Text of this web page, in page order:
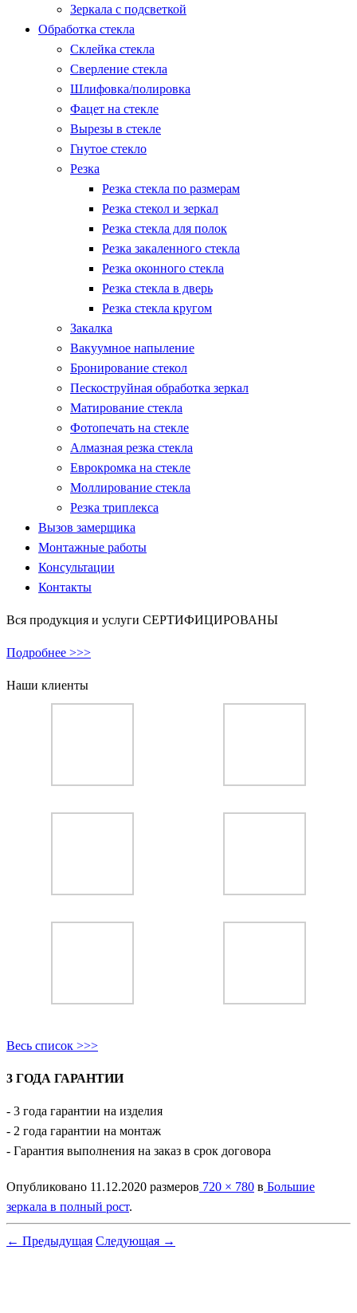
Зеркала с подсветкой
Обработка стекла
Склейка стекла
Сверление стекла
Шлифовка/полировка
Фацет на стекле
Вырезы в стекле
Гнутое стекло
Резка
Резка стекла по размерам
Резка стекол и зеркал
Резка стекла для полок
Резка закаленного стекла
Резка оконного стекла
Резка стекла в дверь
Резка стекла кругом
Закалка
Вакуумное напыление
Бронирование стекол
Пескоструйная обработка зеркал
Матирование стекла
Фотопечать на стекле
Алмазная резка стекла
Еврокромка на стекле
Моллирование стекла
Резка триплекса
Вызов замерщика
Монтажные работы
Консультации
Контакты
Вся продукция и услуги СЕРТИФИЦИРОВАНЫ
Подробнее >>>
Наши клиенты
Весь список >>>
3 ГОДА ГАРАНТИИ
- 3 года гарантии на изделия
- 2 года гарантии на монтаж
- Гарантия выполнения на заказ в срок договора
Опубликовано 11.12.2020 размеров 720 × 780 в Большие
зеркала в полный рост.
← Предыдущая Следующая →